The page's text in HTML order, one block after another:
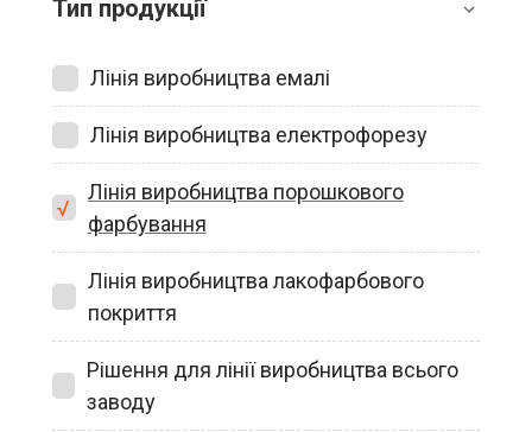
Тип продукції
Лінія виробництва емалі
Лінія виробництва електрофорезу
Лінія виробництва порошкового
фарбування
Лінія виробництва лакофарбового
покриття
Рішення для лінії виробництва всього
заводу